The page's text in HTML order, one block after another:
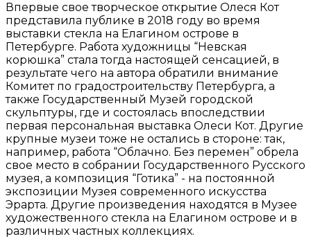
Впервые свое творческое открытие Олеся Кот
представила публике в 2018 году во время
выставки стекла на Елагином острове в
Петербурге. Работа художницы “Невская
корюшка” стала тогда настоящей сенсацией, в
результате чего на автора обратили внимание
Комитет по градостроительству Петербурга, а
также Государственный Музей городской
скульптуры, где и состоялась впоследствии
первая персональная выставка Олеси Кот. Другие
крупные музеи тоже не остались в стороне: так,
например, работа “Облачно. Без перемен” обрела
свое место в собрании Государственного Русского
музея, а композиция “Готика” - на постоянной
экспозиции Музея современного искусства
Эрарта. Другие произведения находятся в Музее
художественного стекла на Елагином острове и в
различных частных коллекциях.